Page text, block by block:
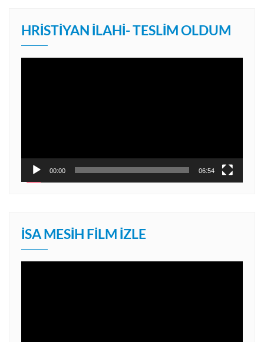
HRISTIYAN İLAHI- TESLIM OLDUM
00:00 06:54
İSA MESIH FILM İZLE